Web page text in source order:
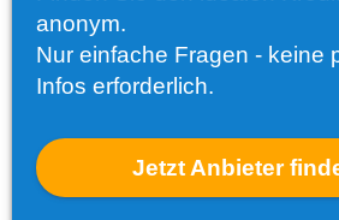
anonym.
Nur einfache Fragen - keine
Infos erforderlich.
Jetzt Anbieter